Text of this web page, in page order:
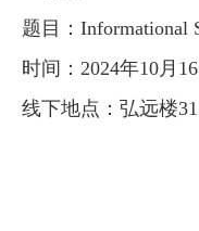
题目： Informational
时间：2024年10月
线下地点：弘远楼